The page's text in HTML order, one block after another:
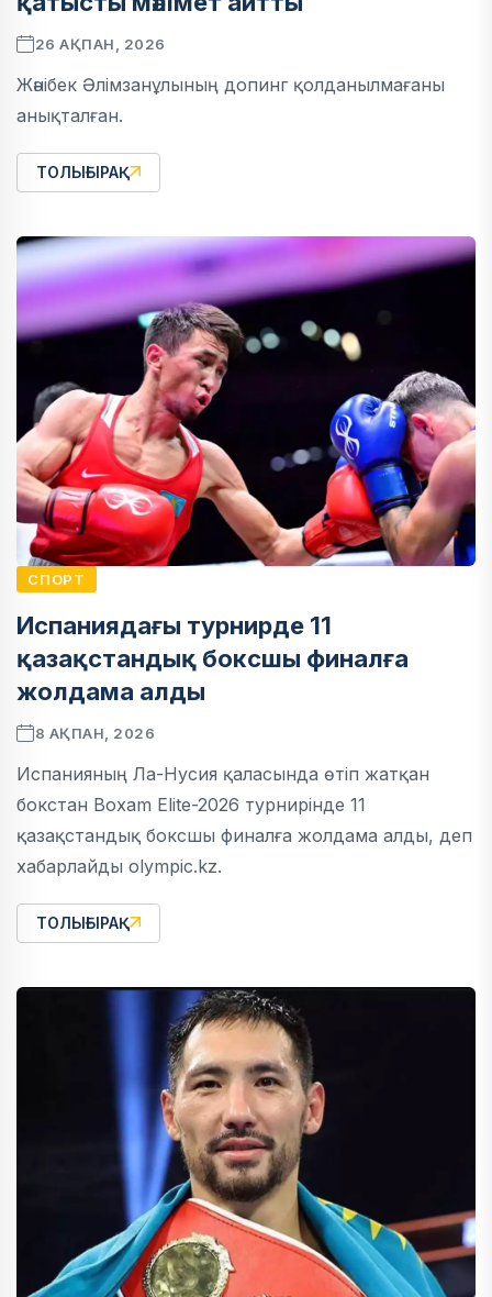
26 АҚПАН, 2026
Жәнібек Әлімзанұлының допинг қолданылмағаны
анықталған.
ТОЛЫҒЫРАҚ
СПОРТ
Испаниядағы турнирде 11
қазақстандық боксшы финалға
жолдама алды
8 АҚПАН, 2026
Испанияның Ла-Нусия қаласында өтіп жатқан
бокстан Boxam Elite-2026 турнирінде 11
қазақстандық боксшы финалға жолдама алды, деп
хабарлайды olympic.kz.
ТОЛЫҒЫРАҚ